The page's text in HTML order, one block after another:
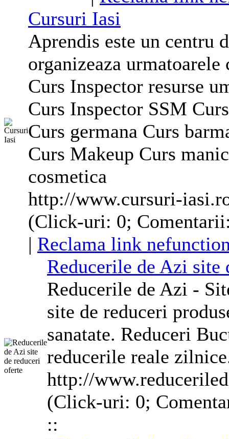
Cursuri Iasi
Aprendis este un centru
organizeaza
Curs Inspector resurse
Curs Inspector SSM
Curs germana Curs
Curs Makeup Curs
cosmetica
http://www.cursuri-
(Click-uri: 0;
| Reclama link
Reducerile de Azi site
Reducerile de Azi -
site de reduceri
sanatate. Reduceri
reducerile reale
http://
(Click-uri: 0;
::